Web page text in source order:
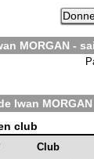
MORGAN -
Iwan MORGAN
club
Club